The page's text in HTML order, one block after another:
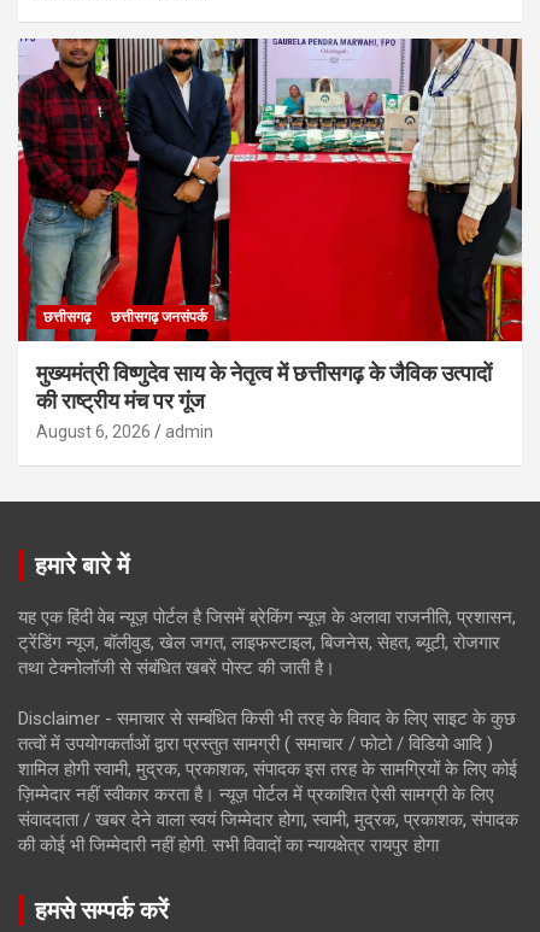
छत्तीसगढ़ छत्तीसगढ़ जनसंपर्क
मुख्यमंत्री विष्णुदेव साय के नेतृत्व में छत्तीसगढ़ के जैविक उत्पादों
की राष्ट्रीय मंच पर गूंज
August 6, 2026 admin
हमारे बारे में
यह एक हिंदी वेब न्यूज़ पोर्टल है जिसमें ब्रेकिंग न्यूज़ के अलावा राजनीति, प्रशासन,
ट्रेंडिंग न्यूज, बॉलीवुड, खेल जगत, लाइफस्टाइल, बिजनेस, सेहत, ब्यूटी, रोजगार
तथा टेक्नोलॉजी से संबंधित खबरें पोस्ट की जाती है।
Disclaimer - समाचार से सम्बंधित किसी भी तरह के विवाद के लिए साइट के कुछ
तत्वों में उपयोगकर्ताओं द्वारा प्रस्तुत सामग्री ( समाचार / फोटो / विडियो आदि )
शामिल होगी स्वामी, मुद्रक, प्रकाशक, संपादक इस तरह के सामग्रियों के लिए कोई
ज़िम्मेदार नहीं स्वीकार करता है। न्यूज़ पोर्टल में प्रकाशित ऐसी सामग्री के लिए
संवाददाता / खबर देने वाला स्वयं जिम्मेदार होगा, स्वामी, मुद्रक, प्रकाशक, संपादक
की कोई भी जिम्मेदारी नहीं होगी. सभी विवादों का न्यायक्षेत्र रायपुर होगा
हमसे सम्पर्क करें